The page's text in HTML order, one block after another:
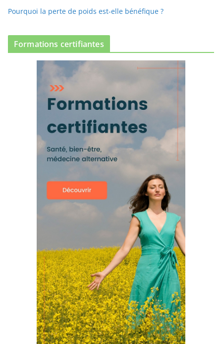
Pourquoi la perte de poids est-elle bénéfique ?
Formations certifiantes